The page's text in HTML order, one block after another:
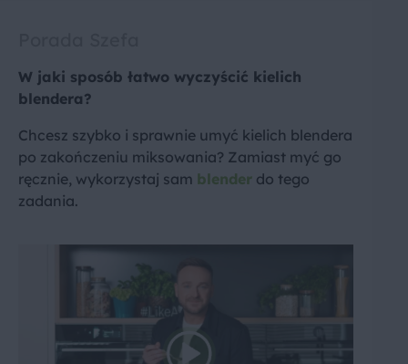
W jaki sposób łatwo wyczyścić kielich
blendera?
Chcesz szybko i sprawnie umyć kielich blendera
po zakończeniu miksowania? Zamiast myć go
ręcznie, wykorzystaj sam blender do tego
zadania.